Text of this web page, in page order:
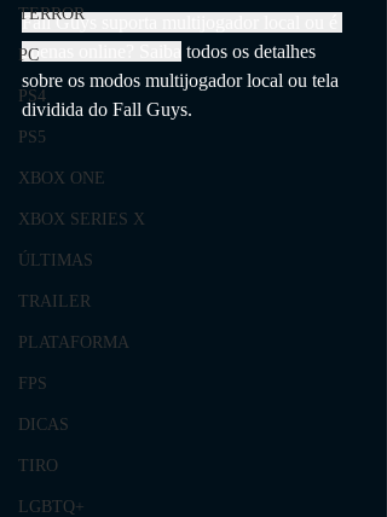
TERROR
PC
PS4
PS5
XBOX ONE
XBOX SERIES X
ÚLTIMAS
TRAILER
PLATAFORMA
FPS
DICAS
TIRO
LGBTQ+
Fall Guys suporta multijogador local ou é
apenas online? Saiba
todos os detalhes
sobre os modos multijogador local ou tela
dividida do Fall Guys.